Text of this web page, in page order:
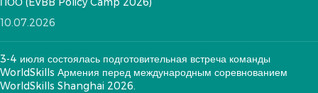
10.07.2026
3-4 июля состоялась подготовительная встреча команды
WorldSkills Армения перед международным соревнованием
WorldSkills Shanghai 2026.